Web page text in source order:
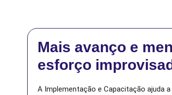
Mais avanço e
esforço
A Implementação e Capacitação ajuda